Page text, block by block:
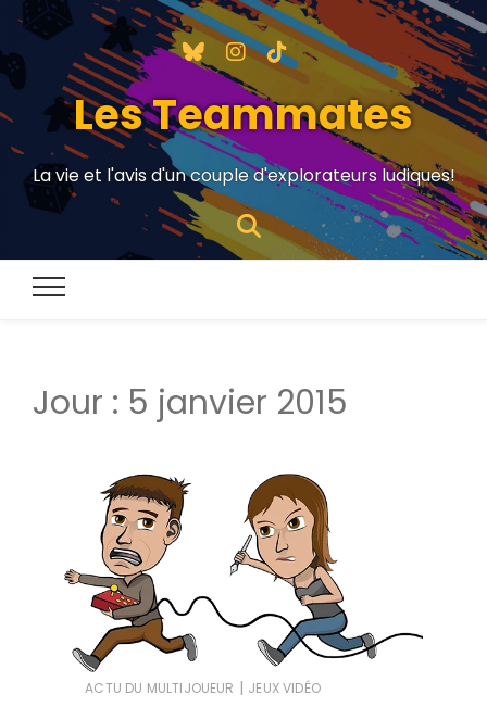
Les Teammates
La vie et l'avis d'un couple d'explorateurs ludiques!
Jour : 5 janvier 2015
ACTU DU MULTIJOUEUR | JEUX VIDÉO